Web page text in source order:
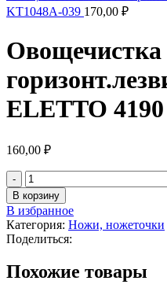
KT1048A-039 170,00 ₽
Овощечистка
ELETTO 4190
160,00 ₽
В корзину
В избранное
Категория: Ножи, ножеточки
Поделиться:
Похожие товары